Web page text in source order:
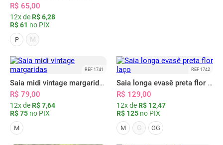
R$ 65,00
12x de R$ 6,28
R$ 61 no PIX
P M
REF 1741
Saia midi vintage margaridas
R$ 79,00
12x de R$ 7,64
R$ 75 no PIX
M
REF 1742
Saia longa evasê preta flor laço
R$ 129,00
12x de R$ 12,47
R$ 125 no PIX
M G GG